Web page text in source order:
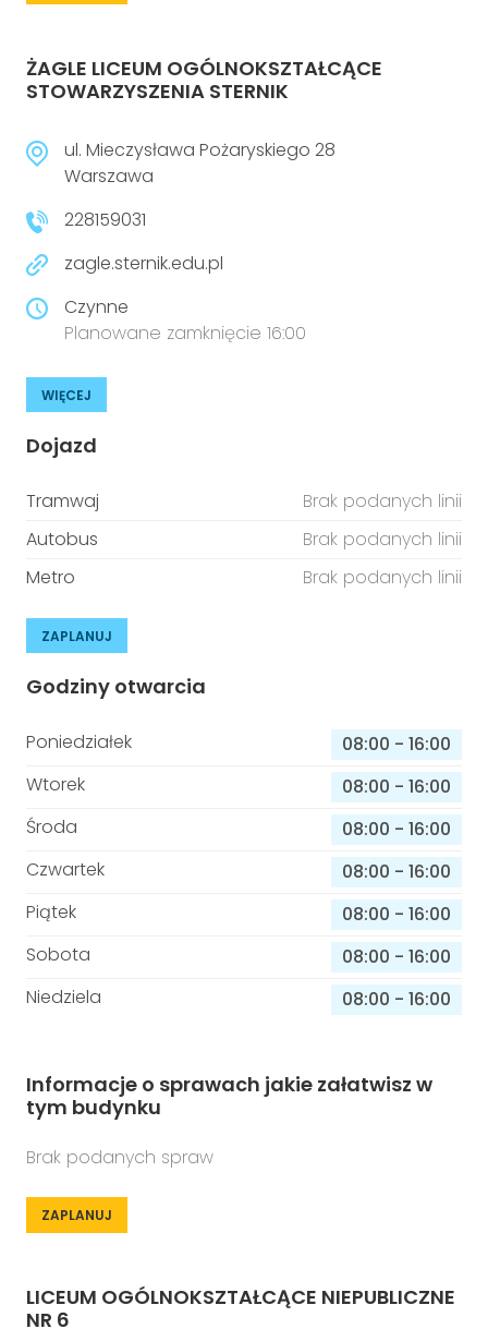
ŻAGLE LICEUM OGÓLNOKSZTAŁCĄCE
STOWARZYSZENIA STERNIK
ul. Mieczysława Pożaryskiego 28
Warszawa
228159031
zagle.sternik.edu.pl
Czynne
Planowane zamknięcie 16:00
WIĘCEJ
Dojazd
Tramwaj
Brak podanych linii
Autobus
Brak podanych linii
Metro
Brak podanych linii
ZAPLANUJ
Godziny otwarcia
Poniedziałek 08:00 - 16:00
Wtorek
08:00 - 16:00
Środa
08:00 - 16:00
Czwartek
08:00 - 16:00
Piątek
08:00 - 16:00
Sobota
08:00 - 16:00
Niedziela
08:00 - 16:00
Informacje o sprawach jakie załatwisz w
tym budynku
Brak podanych spraw
ZAPLANUJ
LICEUM OGÓLNOKSZTAŁCĄCE NIEPUBLICZNE
NR 6